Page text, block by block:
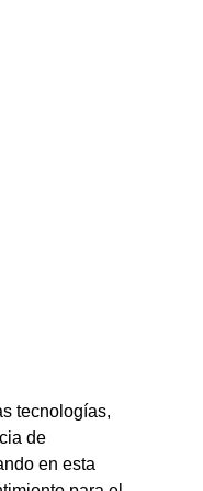
tecnologías,
de
en esta